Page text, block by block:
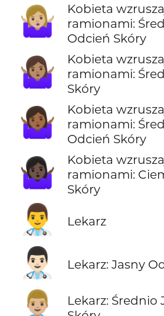
🤷🏼‍♀️
Kobieta
ramionami:
Odcień Skóry
🤷🏽‍♀️
Kobieta
ramionami:
Skóry
🤷🏾‍♀️
Kobieta
ramionami:
Odcień Skóry
🤷🏿‍♀️
Kobieta
ramionami:
Skóry
👨‍⚕️ Lekarz
👨🏻‍⚕️ Lekarz: Jasny
👨🏼‍⚕️
Lekarz: Średnio